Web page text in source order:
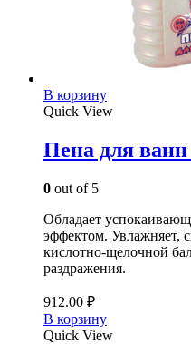
В корзину
Quick View
Пена для
0 out of 5
Обладает
эффектом. Увлажняет,
кислотно-щелочной
раздражения.
912.00 ₽
В корзину
Quick View